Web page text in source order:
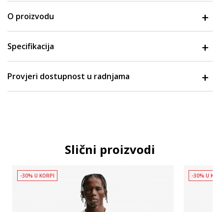
O proizvodu
Specifikacija
Provjeri dostupnost u radnjama
Slični proizvodi
-30% U KORPI -30% U